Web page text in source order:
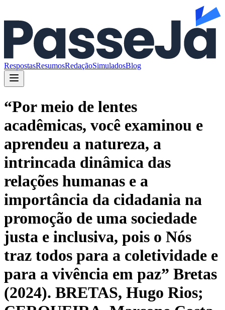
RespostasResumosRedaçãoSimuladosBlog
“Por meio de lentes
acadêmicas, você examinou e
aprendeu a natureza, a
intrincada dinâmica das
relações humanas e a
importância da cidadania na
promoção de uma sociedade
justa e inclusiva, pois o Nós
traz todos para a coletividade e
para a vivência em paz” Bretas
(2024). BRETAS, Hugo Rios;